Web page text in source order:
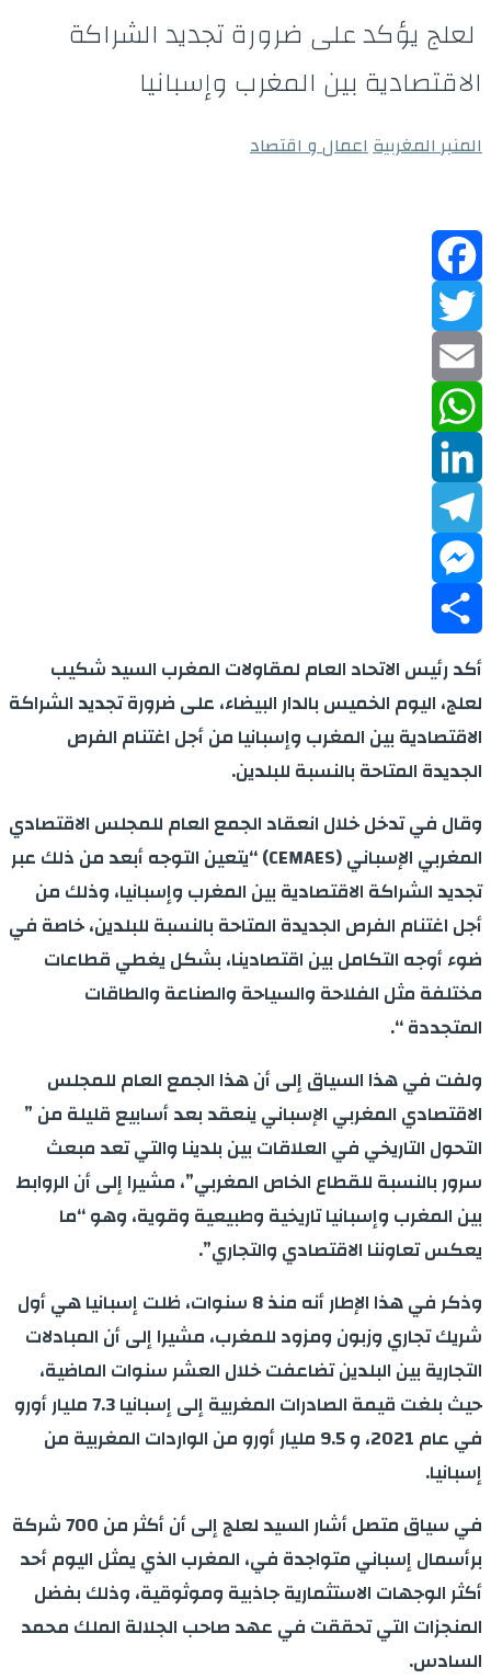
لعلج يؤكد على ضرورة تجديد الشراكة
الاقتصادية بين المغرب وإسبانيا
المنبر المغربيةاعمال و اقتصاد
Facebook
Twitter
Email
WhatsApp
LinkedIn
Telegram
Messenger
Share
أكد رئيس الاتحاد العام لمقاولات المغرب السيد شكيب
لعلج، اليوم الخميس بالدار البيضاء، على ضرورة تجديد الشراكة
الاقتصادية بين المغرب وإسبانيا من أجل اغتنام الفرص
الجديدة المتاحة بالنسبة للبلدين.
وقال في تدخل خلال انعقاد الجمع العام للمجلس الاقتصادي
المغربي الإسباني (CEMAES) “يتعين التوجه أبعد من ذلك عبر
تجديد الشراكة الاقتصادية بين المغرب وإسبانيا، وذلك من
أجل اغتنام الفرص الجديدة المتاحة بالنسبة للبلدين، خاصة في
ضوء أوجه التكامل بين اقتصادينا، بشكل يغطي قطاعات
مختلفة مثل الفلاحة والسياحة والصناعة والطاقات
المتجددة “.
ولفت في هذا السياق إلى أن هذا الجمع العام للمجلس
الاقتصادي المغربي الإسباني ينعقد بعد أسابيع قليلة من ”
التحول التاريخي في العلاقات بين بلدينا والتي تعد مبعث
سرور بالنسبة للقطاع الخاص المغربي”، مشيرا إلى أن الروابط
بين المغرب وإسبانيا تاريخية وطبيعية وقوية، وهو “ما
يعكس تعاوننا الاقتصادي والتجاري”.
وذكر في هذا الإطار أنه منذ 8 سنوات، ظلت إسبانيا هي أول
شريك تجاري وزبون ومزود للمغرب، مشيرا إلى أن المبادلات
التجارية بين البلدين تضاعفت خلال العشر سنوات الماضية،
حيث بلغت قيمة الصادرات المغربية إلى إسبانيا 7.3 مليار أورو
في عام 2021، و 9.5 مليار أورو من الواردات المغربية من
إسبانيا.
في سياق متصل أشار السيد لعلج إلى أن أكثر من 700 شركة
برأسمال إسباني متواجدة في، المغرب الذي يمثل اليوم أحد
أكثر الوجهات الاستثمارية جاذبية وموثوقية، وذلك بفضل
المنجزات التي تحققت في عهد صاحب الجلالة الملك محمد
السادس.